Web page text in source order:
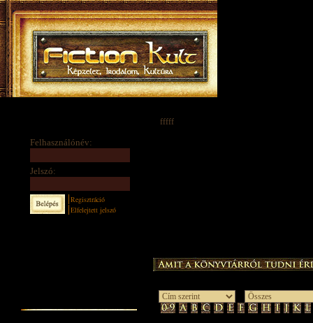
Felhasználónév:
Jelszó:
Regisztráció
Elfelejtett jelszó
fffff